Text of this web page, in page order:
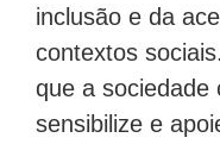
inclusão e da
contextos
que a sociedade
sensibilize e